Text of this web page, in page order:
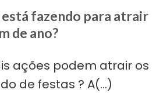
está fazendo para atrair
de ano?
ações podem atrair os
de festas ? A(...)